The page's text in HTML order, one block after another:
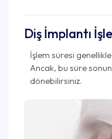
Diş İmplantı
İşlem süresi
Ancak, bu süre
dönebilirsiniz.